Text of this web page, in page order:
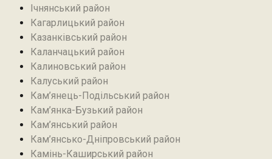
Ічнянський район
Кагарлицький район
Казанківський район‎
Каланчацький район
Калиновський район
Калуський район
Кам’янець-Подільський район
Кам’янка-Бузький район
Кам’янський район
Кам’янсько-Дніпровський район‎
Камінь-Каширський район